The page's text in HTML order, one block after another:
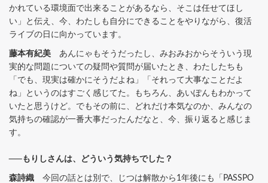
かれている環境面で出来ることがあるなら、そこは任せてほし
い」と伝え、今、わたしも自分にできることをやりながら、復活
ライブの日に向かっています。
藤本有紀美 あんにゃもそうだったし、みおみおからそういう現
実的な問題についての疑問や質問が届いたとき、わたしたちも
「でも、現実は確かにそうだよね」「それって大事なことだよ
ね」というのはすごく感じてた。もちろん、あいぽんもわかって
いたと思うけど。でもその前に、どれだけ本気なのか、みんなの
気持ちの確認が一番大事だったんだなと、今、振り返ると感じま
す。
──もりしさんは、どういう気持ちでした？
森詩織 今回の話とは別で、じつは解散から1年後にも「PASSPO